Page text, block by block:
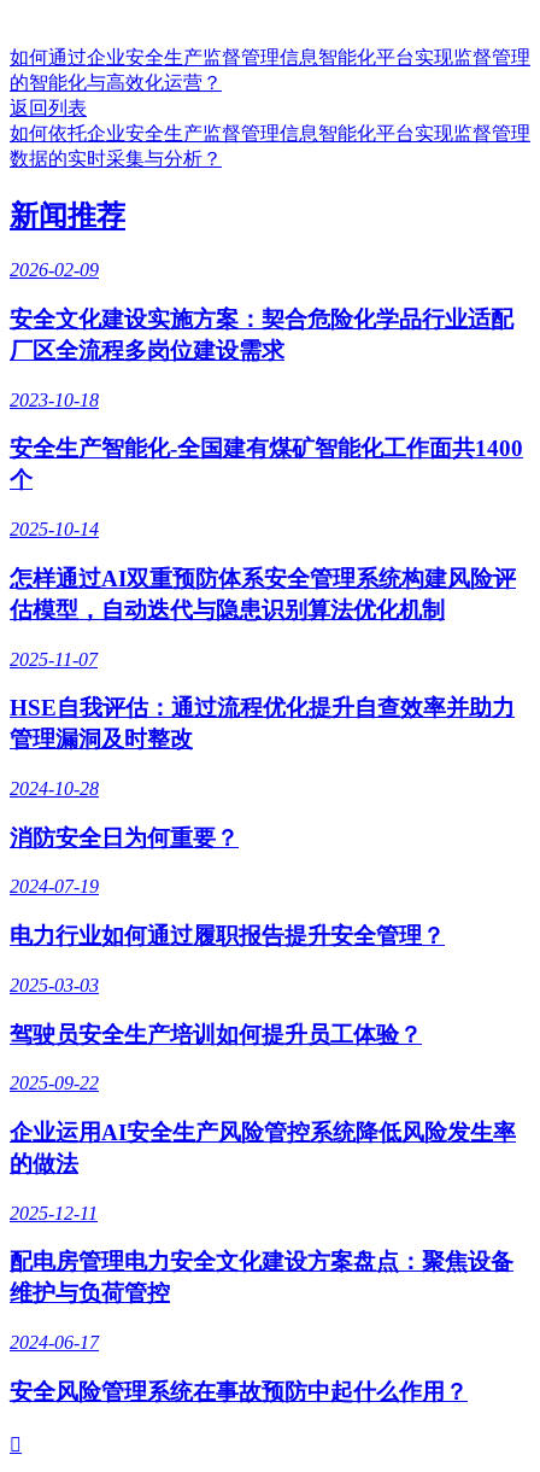
如何通过企业安全生产监督管理信息智能化平台实现监督管理
的智能化与高效化运营？
返回列表
如何依托企业安全生产监督管理信息智能化平台实现监督管理
数据的实时采集与分析？
新闻推荐
2026-02-09
安全文化建设实施方案：契合危险化学品行业适配
厂区全流程多岗位建设需求
2023-10-18
安全生产智能化-全国建有煤矿智能化工作面共1400
个
2025-10-14
怎样通过AI双重预防体系安全管理系统构建风险评
估模型，自动迭代与隐患识别算法优化机制
2025-11-07
HSE自我评估：通过流程优化提升自查效率并助力
管理漏洞及时整改
2024-10-28
消防安全日为何重要？
2024-07-19
电力行业如何通过履职报告提升安全管理？
2025-03-03
驾驶员安全生产培训如何提升员工体验？
2025-09-22
企业运用AI安全生产风险管控系统降低风险发生率
的做法
2025-12-11
配电房管理电力安全文化建设方案盘点：聚焦设备
维护与负荷管控
2024-06-17
安全风险管理系统在事故预防中起什么作用？
